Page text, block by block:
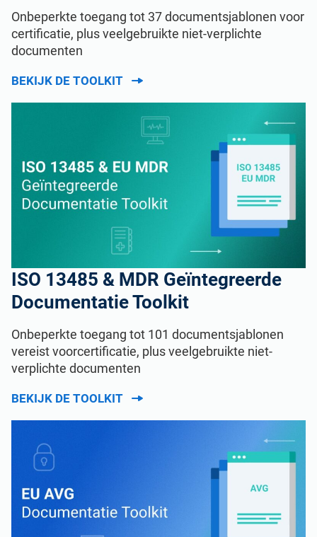
Onbeperkte toegang tot 37 documentsjablonen voor
certificatie, plus veelgebruikte niet-verplichte
documenten
BEKIJK DE TOOLKIT
ISO 13485 & MDR Geïntegreerde
Documentatie Toolkit
Onbeperkte toegang tot 101 documentsjablonen
vereist voorcertificatie, plus veelgebruikte niet-
verplichte documenten
BEKIJK DE TOOLKIT